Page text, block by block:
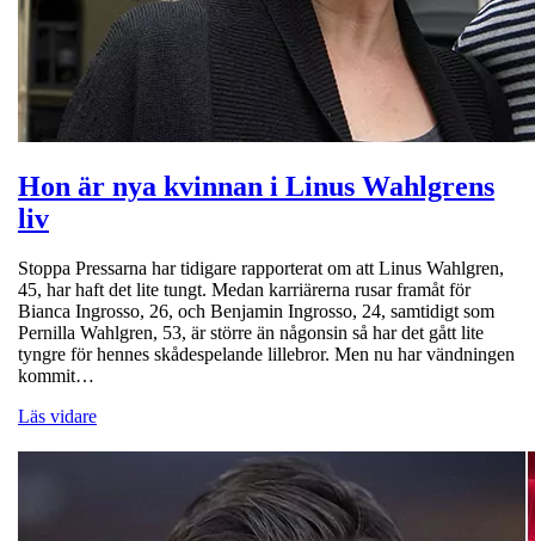
Hon är nya kvinnan i Linus Wahlgrens
liv
Stoppa Pressarna har tidigare rapporterat om att Linus Wahlgren,
45, har haft det lite tungt. Medan karriärerna rusar framåt för
Bianca Ingrosso, 26, och Benjamin Ingrosso, 24, samtidigt som
Pernilla Wahlgren, 53, är större än någonsin så har det gått lite
tyngre för hennes skådespelande lillebror. Men nu har vändningen
kommit…
Läs vidare